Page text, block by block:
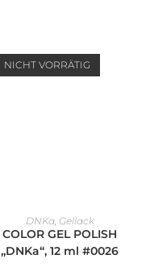
NICHT VORRÄTIG
WEITERLESEN
DNKa, Gellack
COLOR GEL POLISH
„DNKa“, 12 ml #0026